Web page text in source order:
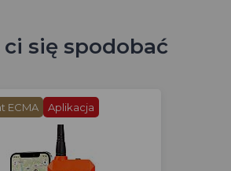
ci się spodobać
ECMA Aplikacja